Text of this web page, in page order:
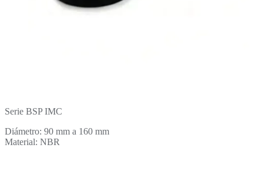
Serie BSP IMC
Diámetro: 90 mm a 160 mm
Material: NBR